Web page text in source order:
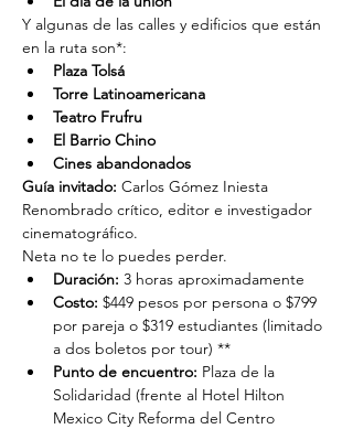
Y algunas de las calles y edificios que están
en la ruta son*:
Plaza Tolsá
Torre Latinoamericana
Teatro Frufru
El Barrio Chino
Cines abandonados
Guía invitado: Carlos Gómez Iniesta
Renombrado crítico, editor e investigador
cinematográfico.
Neta no te lo puedes perder.
Duración: 3 horas aproximadamente
Costo: $449 pesos por persona o $799
por pareja o $319 estudiantes (limitado
a dos boletos por tour) **
Punto de encuentro: Plaza de la
Solidaridad (frente al Hotel Hilton
Mexico City Reforma del Centro